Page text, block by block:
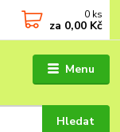
Menu
Hledat
0 ks
za 0,00 Kč